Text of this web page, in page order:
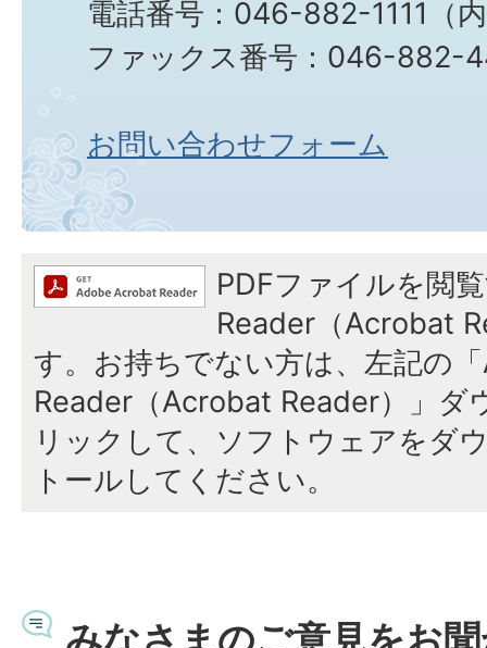
電話番号：046-882-1111（
ファックス番号：046-882-
お問い合わせフォーム
PDFファイルを閲
Reader（Acrobat
す。お持ちでない方は、左記の
Reader（Acrobat Reader）」ダ
リックして、ソフトウェアをダ
トールしてください。